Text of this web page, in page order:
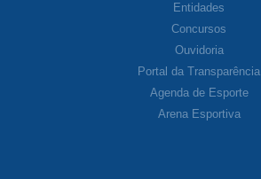
Entidades
Concursos
Ouvidoria
Portal da Transparência
Agenda de Esporte
Arena Esportiva